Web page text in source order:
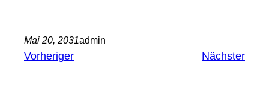
Mai 20, 2031admin
Vorheriger Nächster